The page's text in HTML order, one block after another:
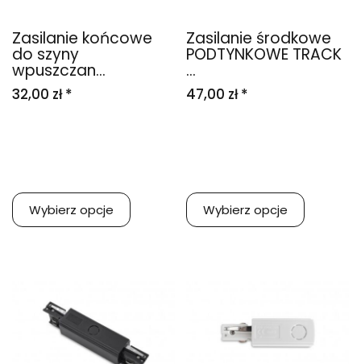
Zasilanie końcowe
do szyny
wpuszczan...
32,00 zł *
Wybierz opcje
Zasilanie środkowe
PODTYNKOWE TRACK
...
47,00 zł *
Wybierz opcje